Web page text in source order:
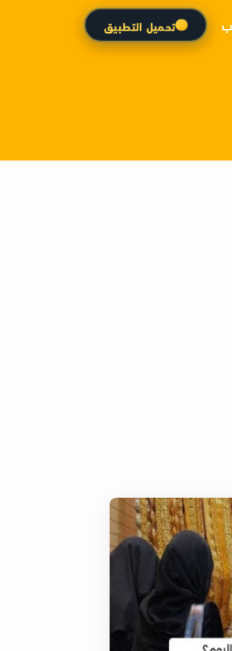
تحميل التطبيق